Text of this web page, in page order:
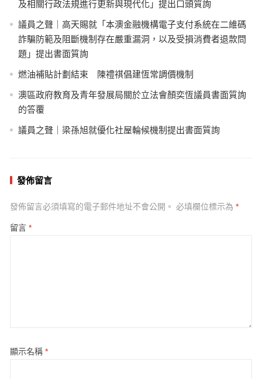
及相關行政法規進行更新與現代化」提出口頭質詢
議員之聲｜高天賜就「本澳金融機構電子支付系統在二維碼
詐騙防範及阻斷機制存在嚴重漏洞，以及受損消費者退款問
題」提出書面質詢
燃油補貼計劃結束 陳禮祺倡建恆常調價機制
澳區政府教育及青年發展局關於立法會顏奕恆議員書面質詢
的答覆
議員之聲｜梁孫旭就優化社屋輪候機制提出書面質詢
發佈留言
發佈留言必須填寫的電子郵件地址不會公開。 必填欄位標示為 *
留言 *
顯示名稱 *